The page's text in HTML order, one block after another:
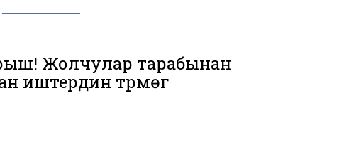
Жолчулар тарабынан
иштердин түрмөгү